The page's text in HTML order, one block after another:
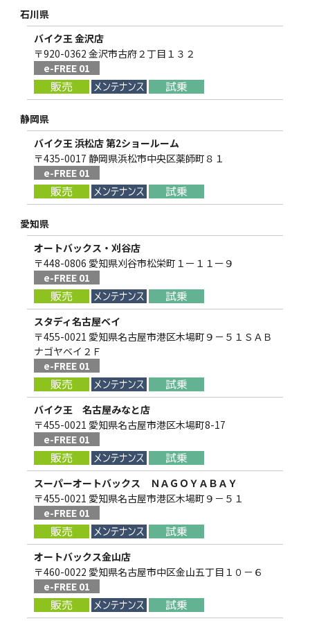
石川県
バイク王 金沢店
〒920-0362 金沢市古府２丁目１３２
e-FREE 01
静岡県
バイク王 浜松店 第2ショールーム
〒435-0017 静岡県浜松市中央区薬師町８１
e-FREE 01
愛知県
オートバックス・刈谷店
〒448-0806 愛知県刈谷市松栄町１ー１１ー９
e-FREE 01
スタディ名古屋ベイ
〒455-0021 愛知県名古屋市港区木場町９－５１ＳＡＢ
ナゴヤベイ２Ｆ
e-FREE 01
バイク王 名古屋みなと店
〒455-0021 愛知県名古屋市港区木場町8-17
e-FREE 01
スーパーオートバックス ＮＡＧＯＹＡＢＡＹ
〒455-0021 愛知県名古屋市港区木場町９－５１
e-FREE 01
オートバックス金山店
〒460-0022 愛知県名古屋市中区金山五丁目１０－６
e-FREE 01